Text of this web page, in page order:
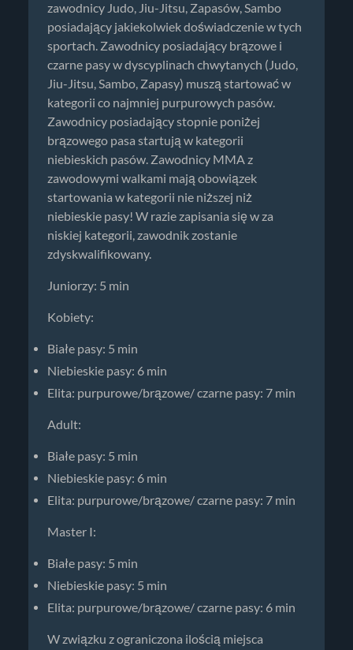
zawodnicy Judo, Jiu-Jitsu, Zapasów, Sambo
posiadający jakiekolwiek doświadczenie w tych
sportach. Zawodnicy posiadający brązowe i
czarne pasy w dyscyplinach chwytanych (Judo,
Jiu-Jitsu, Sambo, Zapasy) muszą startować w
kategorii co najmniej purpurowych pasów.
Zawodnicy posiadający stopnie poniżej
brązowego pasa startują w kategorii
niebieskich pasów. Zawodnicy MMA z
zawodowymi walkami mają obowiązek
startowania w kategorii nie niższej niż
niebieskie pasy! W razie zapisania się w za
niskiej kategorii, zawodnik zostanie
zdyskwalifikowany.
Juniorzy: 5 min
Kobiety:
Białe pasy: 5 min
Niebieskie pasy: 6 min
Elita: purpurowe/brązowe/ czarne pasy: 7 min
Adult:
Białe pasy: 5 min
Niebieskie pasy: 6 min
Elita: purpurowe/brązowe/ czarne pasy: 7 min
Master I:
Białe pasy: 5 min
Niebieskie pasy: 5 min
Elita: purpurowe/brązowe/ czarne pasy: 6 min
W związku z ograniczona ilością miejsca